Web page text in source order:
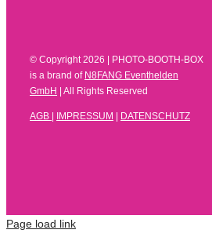
© Copyright2026 | PHOTO-BOOTH-BOX
is a brand of N8FANG Eventhelden
GmbH
| All Rights Reserved
AGB IMPRESSUM DATENSCHUTZ
Page load link